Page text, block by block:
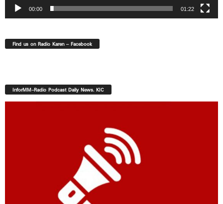
00:00 01:22
Find us on Radio Karen – Facebook
InforMM-Radio Podcast Daily News. KIC